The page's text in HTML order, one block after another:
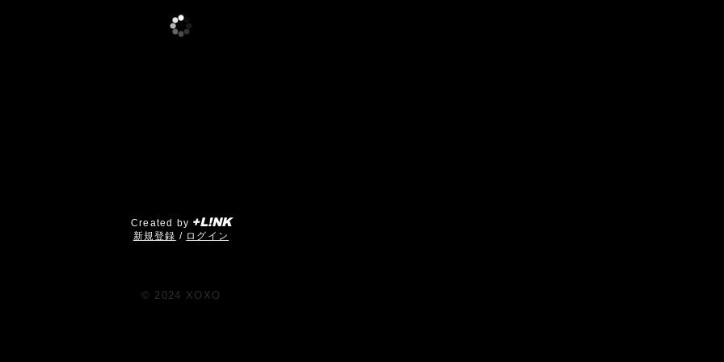
Created by +L!NK
​新規登録 / ログイン
© 2024 XOXO